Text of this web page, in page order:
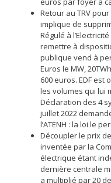
Retour au TRV
implique de
Régulé à
remettre à
publique vend à
Euros le MW,
600 euros. EDF est
les volumes qui lui
Déclaration des 4
juillet 2022
l’ATENH : la loi le
Découpler le prix
inventée par la
électrique étant
dernière centrale
a multiplié par 20